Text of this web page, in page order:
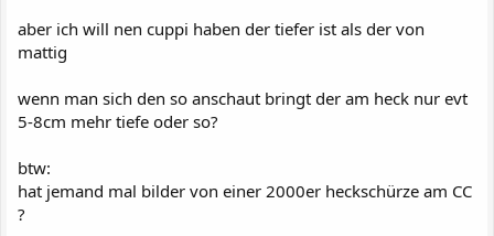
aber ich will nen cuppi haben der tiefer ist als der von
mattig
wenn man sich den so anschaut bringt der am heck nur evt
5-8cm mehr tiefe oder so?
btw:
hat jemand mal bilder von einer 2000er heckschürze am CC
?